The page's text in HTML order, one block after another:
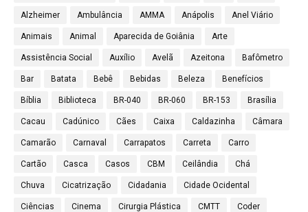
Alzheimer Ambulância AMMA Anápolis Anel Viário
Animais Animal Aparecida de Goiânia Arte
Assistência Social Auxílio Avelã Azeitona Bafômetro
Bar Batata Bebê Bebidas Beleza Benefícios
Bíblia Biblioteca BR-040 BR-060 BR-153 Brasília
Cacau Cadúnico Cães Caixa Caldazinha Câmara
Camarão Carnaval Carrapatos Carreta Carro
Cartão Casca Casos CBM Ceilândia Chá
Chuva Cicatrização Cidadania Cidade Ocidental
Ciências Cinema Cirurgia Plástica CMTT Coder